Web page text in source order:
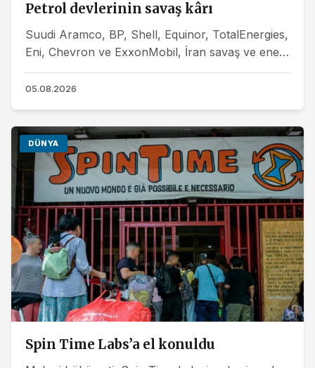
Petrol devlerinin savaş kârı
Suudi Aramco, BP, Shell, Equinor, TotalEnergies,
Eni, Chevron ve ExxonMobil, İran savaş ve enerji
krizinden milyar dolarlar kazandı.
05.08.2026
DÜNYA
Spin Time Labs’a el konuldu